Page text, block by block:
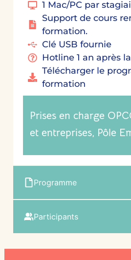
Programme
Participants
1 Mac/PC par
Support de cours
formation.
Clé USB fournie
Hotline 1 an après
Télécharger le
formation
Prises en charge
et entreprises, Pôle